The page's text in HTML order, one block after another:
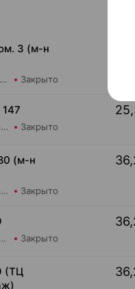
3 (м-н
Планета Здоровья Фарм-Продукт ОДО Аптека №4 Закрыто
Планета Здоровья АБФармация ИООО Косметический магазин №4 Закрыто
(м-н
Планета Здоровья АБФармация ИООО Аптека №7 Закрыто
Планета Здоровья Доктор Время ООО Аптека №1 Закрыто
(ТЦ